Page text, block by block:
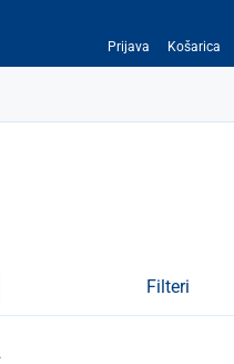
Prijava Košarica
Filteri